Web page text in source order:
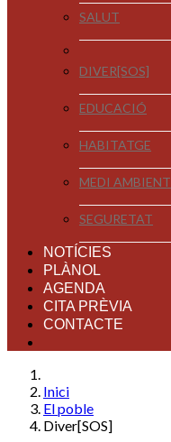
SALUT
DIVER[SOS]
EDUCACIÓ
HABITATGE
MEDI AMBIENT
SEGURETAT
NOTÍCIES
PLÀNOL
AGENDA
CITA PRÈVIA
CONTACTE
Inici
El poble
Diver[SOS]